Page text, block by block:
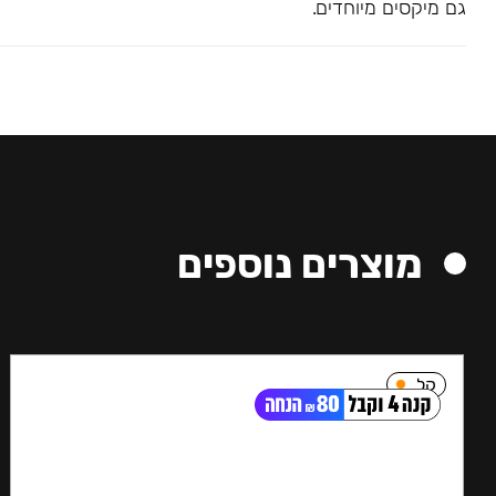
גם מיקסים מיוחדים.
מוצרים נוספים
קל